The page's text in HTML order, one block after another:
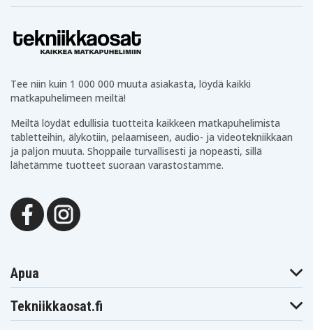
Tee niin kuin 1 000 000 muuta asiakasta, löydä kaikki
matkapuhelimeen meiltä!
Meiltä löydät edullisia tuotteita kaikkeen matkapuhelimista
tabletteihin, älykotiin, pelaamiseen, audio- ja videotekniikkaan
ja paljon muuta. Shoppaile turvallisesti ja nopeasti, sillä
lähetämme tuotteet suoraan varastostamme.
Apua
Tekniikkaosat.fi